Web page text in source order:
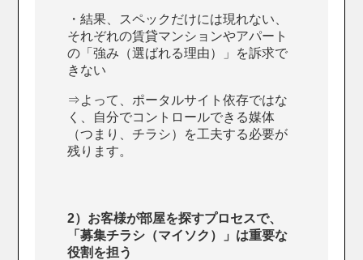
・結果、スペックだけには現れない、
それぞれの賃貸マンションやアパート
の「強み（選ばれる理由）」を訴求で
きない
⇒よって、ポータルサイト依存ではな
く、自分でコントロールできる媒体
（つまり、チラシ）を工夫する必要が
残ります。
2）お客様が部屋を探すプロセスで、
「募集チラシ（マイソク）」は重要な
役割を担う